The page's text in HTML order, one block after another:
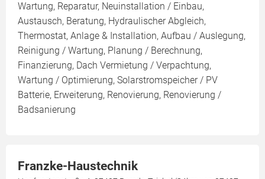
Wartung, Reparatur, Neuinstallation / Einbau,
Austausch, Beratung, Hydraulischer Abgleich,
Thermostat, Anlage & Installation, Aufbau / Auslegung,
Reinigung / Wartung, Planung / Berechnung,
Finanzierung, Dach Vermietung / Verpachtung,
Wartung / Optimierung, Solarstromspeicher / PV
Batterie, Erweiterung, Renovierung, Renovierung /
Badsanierung
Franzke-Haustechnik